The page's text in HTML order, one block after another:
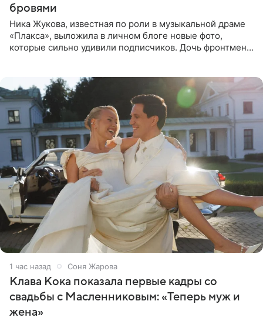
бровями
Ника Жукова, известная по роли в музыкальной драме
«Плакса», выложила в личном блоге новые фото,
которые сильно удивили подписчиков. Дочь фронтмена
1 час назад Соня Жарова
Клава Кока показала первые кадры со
свадьбы с Масленниковым: «Теперь муж и
жена»